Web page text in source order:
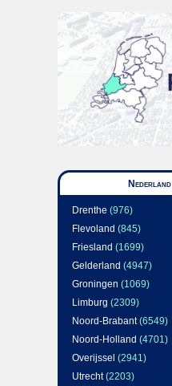
Nederland
Drenthe (976)
Flevoland (845)
Friesland (1699)
Gelderland (4947)
Groningen (1069)
Limburg (2309)
Noord-Brabant(6549)
Noord-Holland (4701)
Overijssel (2941)
Utrecht(2203)